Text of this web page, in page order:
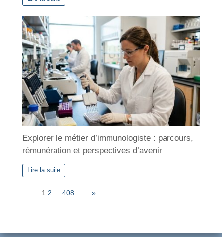
Explorer le métier d’immunologiste : parcours,
rémunération et perspectives d’avenir
Lire la suite
1 2 408 »